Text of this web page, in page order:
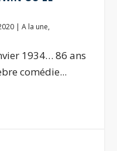
|A la une,
1934… 86 ans
comédie...